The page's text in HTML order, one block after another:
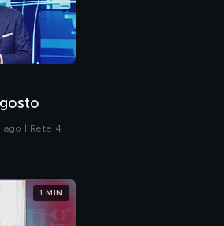
Mascherine, le indagini
sul traffico di influenze
tra le conoscenze del
Commissario Arcuri
che possono fare?
È giusto bloccare gli
ago | Rete 4
1 MIN